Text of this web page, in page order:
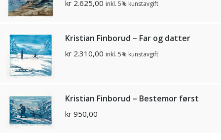
kr 2.625,00 inkl. 5% kunstavgift
Kristian Finborud – Far og datter
kr 2.310,00 inkl. 5% kunstavgift
Kristian Finborud – Bestemor først
kr 950,00